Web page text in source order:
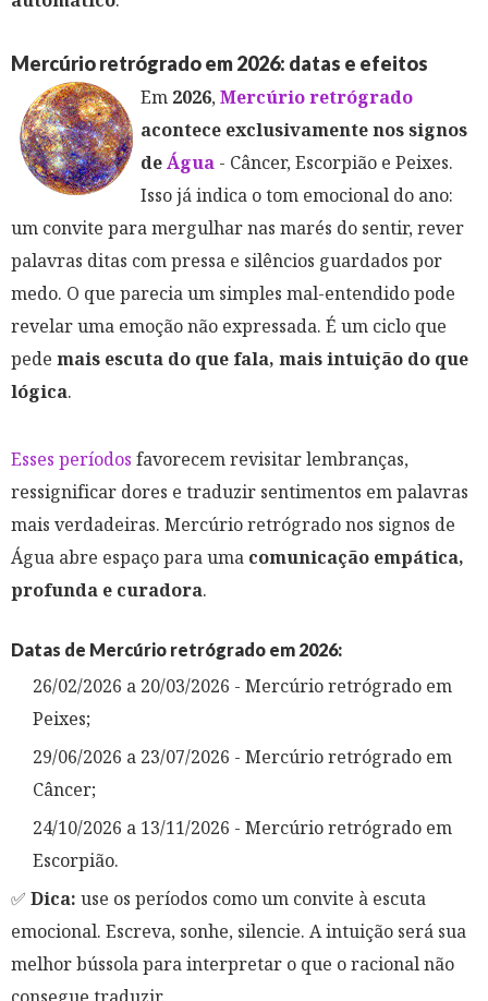
Mercúrio retrógrado em 2026: datas e efeitos
Em 2026,Mercúrio retrógrado
acontece exclusivamente nos signos
deÁgua - Câncer, Escorpião e Peixes.
Isso já indica o tom emocional do ano:
um convite para mergulhar nas marés do sentir, rever
palavras ditas com pressa e silêncios guardados por
medo. O que parecia um simples mal-entendido pode
revelar uma emoção não expressada. É um ciclo que
pede mais escuta do que fala, mais intuição do que
lógica.
Esses períodos favorecem revisitar lembranças,
ressignificar dores e traduzir sentimentos em palavras
mais verdadeiras. Mercúrio retrógrado nos signos de
Água abre espaço para uma comunicação empática,
profunda e curadora.
Datas de Mercúrio retrógrado em 2026:
26/02/2026 a 20/03/2026 - Mercúrio retrógrado em
Peixes;
29/06/2026 a 23/07/2026 - Mercúrio retrógrado em
Câncer;
24/10/2026 a 13/11/2026 - Mercúrio retrógrado em
Escorpião.
✅ Dica: use os períodos como um convite à escuta
emocional. Escreva, sonhe, silencie. A intuição será sua
melhor bússola para interpretar o que o racional não
consegue traduzir.